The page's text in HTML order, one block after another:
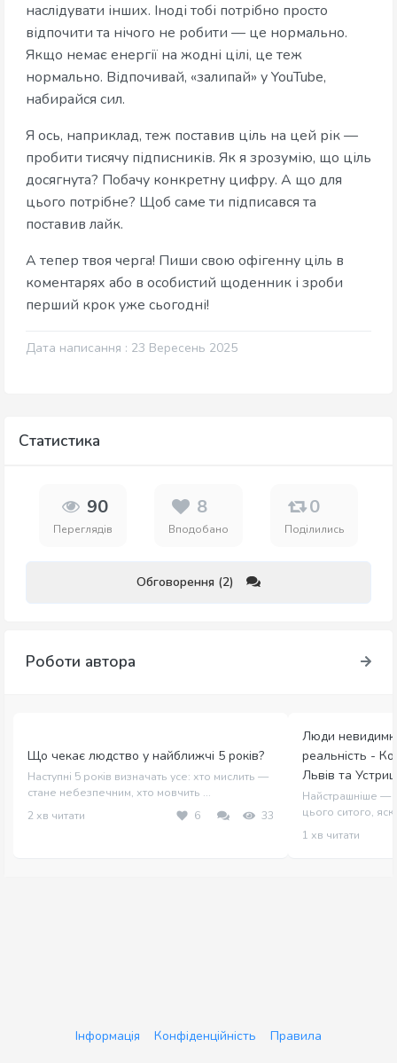
наслідувати інших. Іноді тобі потрібно просто
відпочити та нічого не робити — це нормально.
Якщо немає енергії на жодні цілі, це теж
нормально. Відпочивай, «залипай» у YouTube,
набирайся сил.
Я ось, наприклад, теж поставив ціль на цей рік —
пробити тисячу підписників. Як я зрозумію, що ціль
досягнута? Побачу конкретну цифру. А що для
цього потрібне? Щоб саме ти підписався та
поставив лайк.
А тепер твоя черга! Пиши свою офігенну ціль в
коментарях або в особистий щоденник і зроби
перший крок уже сьогодні!
Дата написання : 23 Вересень 2025
Статистика
90
Переглядів
8
Вподобано
0
Поділились
Обговорення (2)
Роботи автора
Що чекає людство у найближчі 5 років?
Наступні 5 років визначать усе: хто мислить —
стане небезпечним, хто мовчить ...
2 хв читати
6 33
Люди
реальність -
Львів та
Найстрашніше —
цього ситого,
1 хв читати
Інформація Конфіденційність
Правила